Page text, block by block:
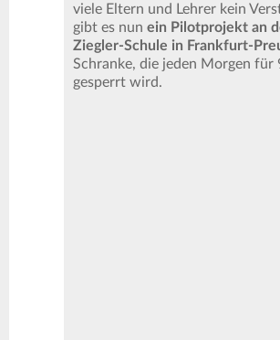
viele Eltern und Lehrer kein
gibt es nun ein Pilotprojekt an
Ziegler-Schule in Frankfurt-
Schranke, die jeden Morgen für
gesperrt wird.